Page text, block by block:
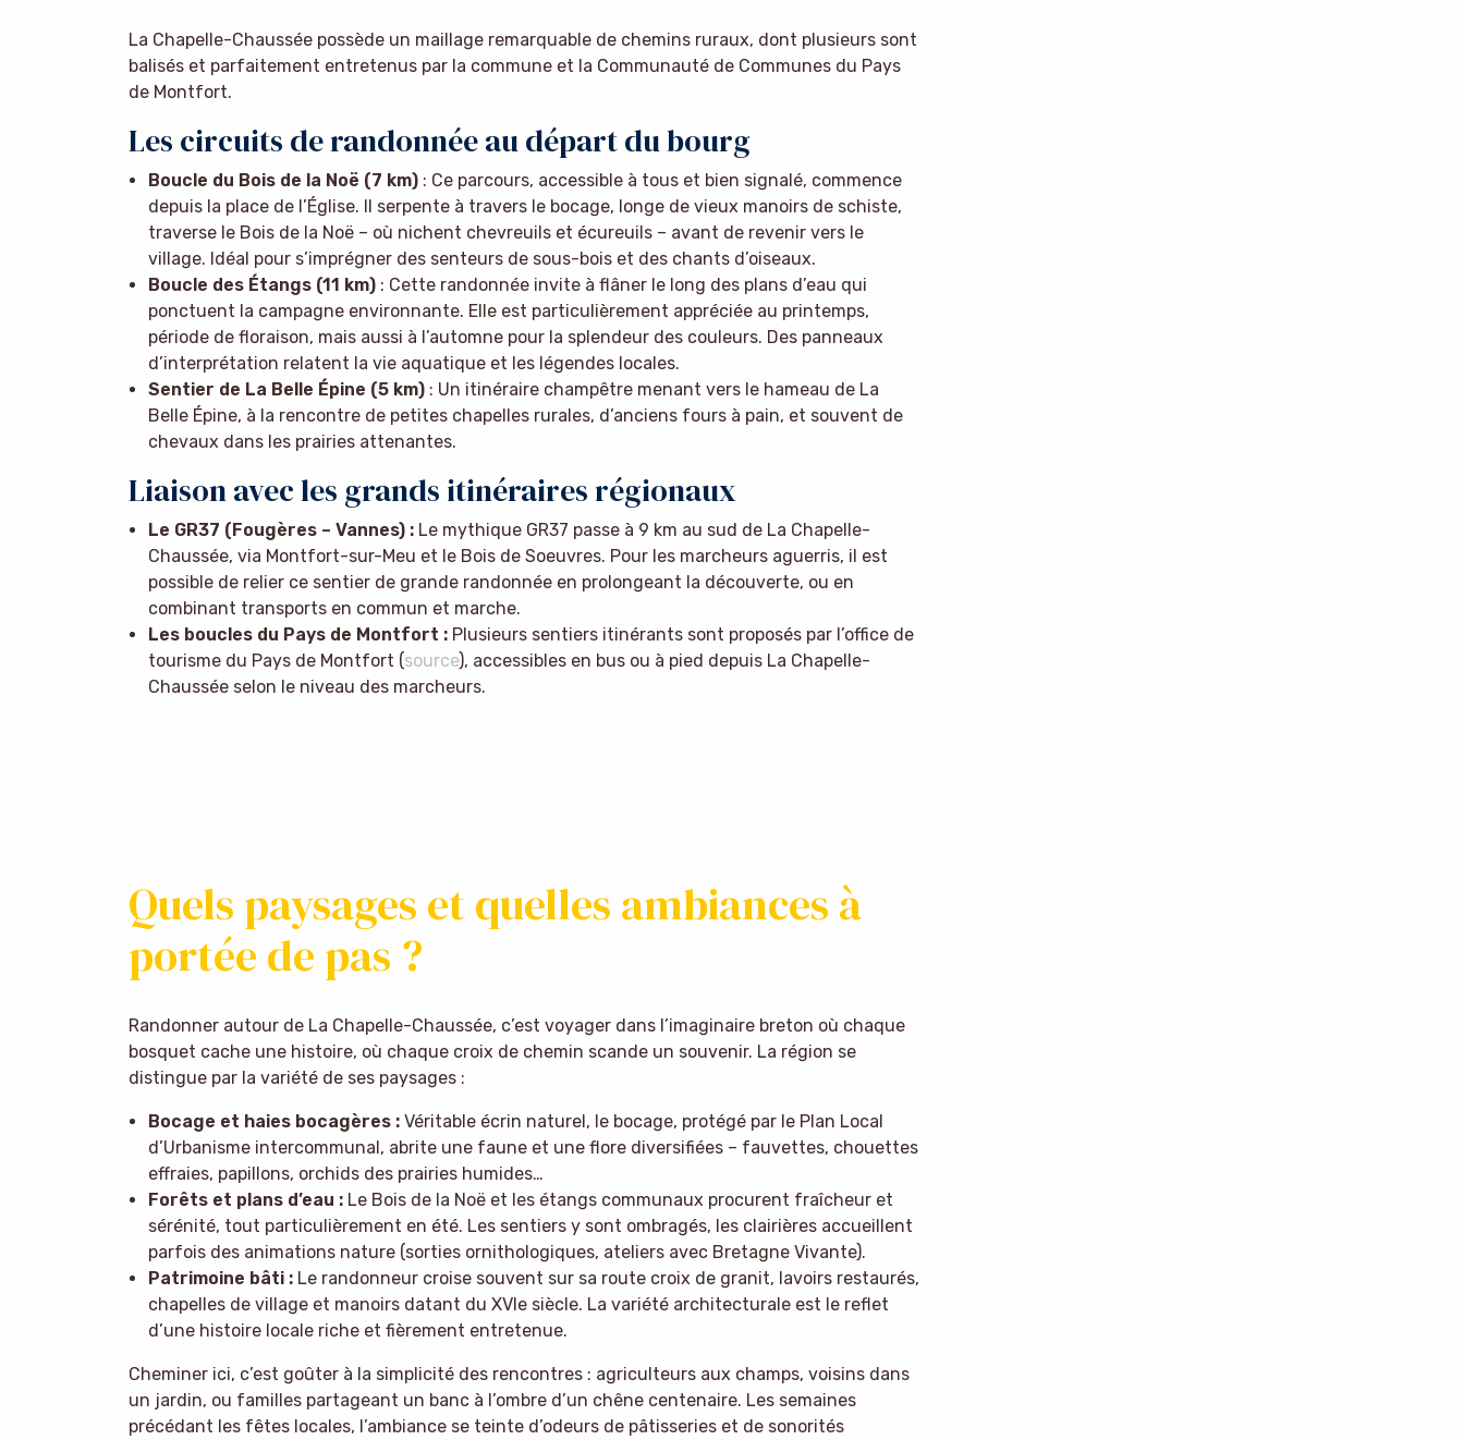
La Chapelle-Chaussée possède un maillage remarquable de chemins ruraux, dont plusieurs sont
balisés et parfaitement entretenus par la commune et la Communauté de Communes du Pays
de Montfort.
Les circuits de randonnée au départ du bourg
Boucle du Bois de la Noë (7 km): Ce parcours, accessible à tous et bien signalé, commence
depuis la place de l’Église. Il serpente à travers le bocage, longe de vieux manoirs de schiste,
traverse le Bois de la Noë – où nichent chevreuils et écureuils – avant de revenir vers le
village. Idéal pour s’imprégner des senteurs de sous-bois et des chants d’oiseaux.
Boucle des Étangs (11 km): Cette randonnée invite à flâner le long des plans d’eau qui
ponctuent la campagne environnante. Elle est particulièrement appréciée au printemps,
période de floraison, mais aussi à l’automne pour la splendeur des couleurs. Des panneaux
d’interprétation relatent la vie aquatique et les légendes locales.
Sentier de La Belle Épine (5 km): Un itinéraire champêtre menant vers le hameau de La
Belle Épine, à la rencontre de petites chapelles rurales, d’anciens fours à pain, et souvent de
chevaux dans les prairies attenantes.
Liaison avec les grands itinéraires régionaux
Le GR37 (Fougères – Vannes) :Le mythique GR37 passe à 9 km au sud de La Chapelle-
Chaussée, via Montfort-sur-Meu et le Bois de Soeuvres. Pour les marcheurs aguerris, il est
possible de relier ce sentier de grande randonnée en prolongeant la découverte, ou en
combinant transports en commun et marche.
Les boucles du Pays de Montfort :Plusieurs sentiers itinérants sont proposés par l’office de
tourisme du Pays de Montfort (source), accessibles en bus ou à pied depuis La Chapelle-
Chaussée selon le niveau des marcheurs.
Quels paysages et quelles ambiances à
portée de pas ?
Randonner autour de La Chapelle-Chaussée, c’est voyager dans l’imaginaire breton où chaque
bosquet cache une histoire, où chaque croix de chemin scande un souvenir. La région se
distingue par la variété de ses paysages :
Bocage et haies bocagères :Véritable écrin naturel, le bocage, protégé par le Plan Local
d’Urbanisme intercommunal, abrite une faune et une flore diversifiées – fauvettes, chouettes
effraies, papillons, orchids des prairies humides…
Forêts et plans d’eau :Le Bois de la Noë et les étangs communaux procurent fraîcheur et
sérénité, tout particulièrement en été. Les sentiers y sont ombragés, les clairières accueillent
parfois des animations nature (sorties ornithologiques, ateliers avec Bretagne Vivante).
Patrimoine bâti :Le randonneur croise souvent sur sa route croix de granit, lavoirs restaurés,
chapelles de village et manoirs datant du XVIe siècle. La variété architecturale est le reflet
d’une histoire locale riche et fièrement entretenue.
Cheminer ici, c’est goûter à la simplicité des rencontres : agriculteurs aux champs, voisins dans
un jardin, ou familles partageant un banc à l’ombre d’un chêne centenaire. Les semaines
précédant les fêtes locales, l’ambiance se teinte d’odeurs de pâtisseries et de sonorités